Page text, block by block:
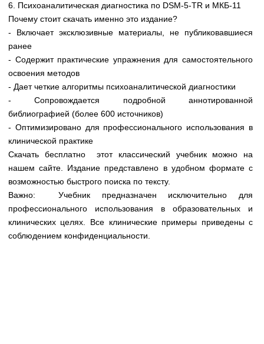
6. Психоаналитическая диагностика по DSM-5-TR и МКБ-11
Почему стоит скачать именно это издание?
- Включает эксклюзивные материалы, не публиковавшиеся
ранее
- Содержит практические упражнения для самостоятельного
освоения методов
- Дает четкие алгоритмы психоаналитической диагностики
- Сопровождается подробной аннотированной
библиографией (более 600 источников)
- Оптимизировано для профессионального использования в
клинической практике
Скачать бесплатно этот классический учебник можно на
нашем сайте. Издание представлено в удобном формате с
возможностью быстрого поиска по тексту.
Важно: Учебник предназначен исключительно для
профессионального использования в образовательных и
клинических целях. Все клинические примеры приведены с
соблюдением конфиденциальности.